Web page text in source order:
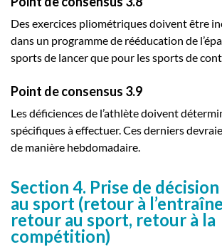
Des exercices pliométriques doivent être
dans un programme de rééducation de
sports de lancer que pour les sports de
Point de consensus 3.9
Les déficiences de l’athlète doivent
spécifiques à effectuer. Ces derniers
de manière hebdomadaire.
Section 4. Prise de
au sport (retour à
retour au sport, retour à la
compétition)